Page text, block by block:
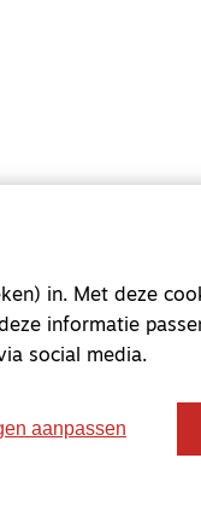
in. Met deze
informatie
social media.
aanpassen